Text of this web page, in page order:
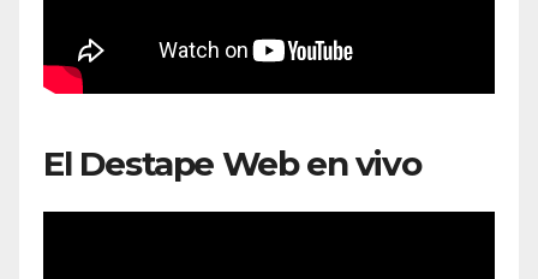
El Destape Web en vivo